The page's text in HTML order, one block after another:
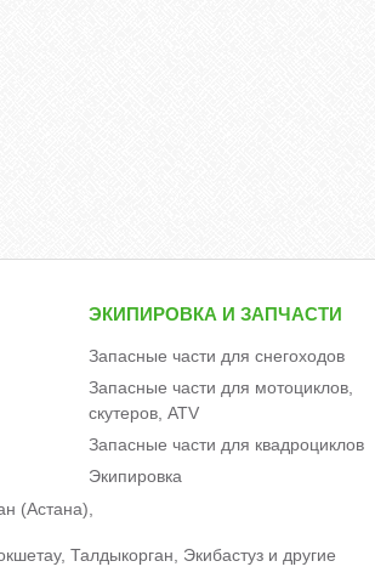
ЭКИПИРОВКА И ЗАПЧАСТИ
Запасные части для снегоходов
Запасные части для мотоциклов,
скутеров, ATV
Запасные части для квадроциклов
Экипировка
(Астана),
Талдыкорган, Экибастуз и другие